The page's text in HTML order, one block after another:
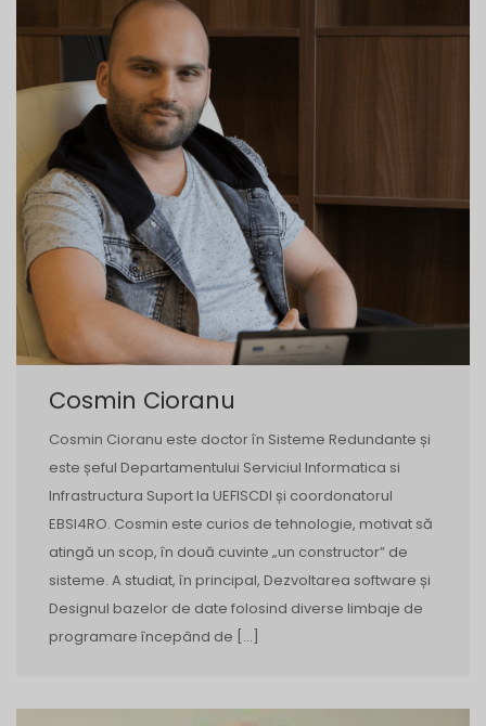
Cosmin Cioranu
Cosmin Cioranu este doctor în Sisteme Redundante și
este șeful Departamentului Serviciul Informatica si
Infrastructura Suport la UEFISCDI și coordonatorul
EBSI4RO. Cosmin este curios de tehnologie, motivat să
atingă un scop, în două cuvinte „un constructor” de
sisteme. A studiat, în principal, Dezvoltarea software și
Designul bazelor de date folosind diverse limbaje de
programare începând de […]